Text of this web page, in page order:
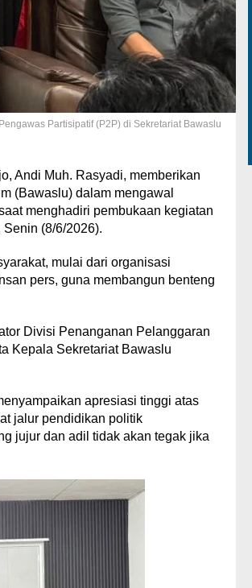
Partisipatif (P2P) di Sekretariat Bawaslu
Andi Muh. Rasyadi, memberikan
(Bawaslu) dalam mengawal
menghadiri pembukaan kegiatan
(8/6/2026).
mulai dari organisasi
pers, guna membangun benteng
Divisi Penanganan Pelanggaran
Kepala Sekretariat Bawaslu
apresiasi tinggi atas
jalur pendidikan politik
jujur dan adil tidak akan tegak jika